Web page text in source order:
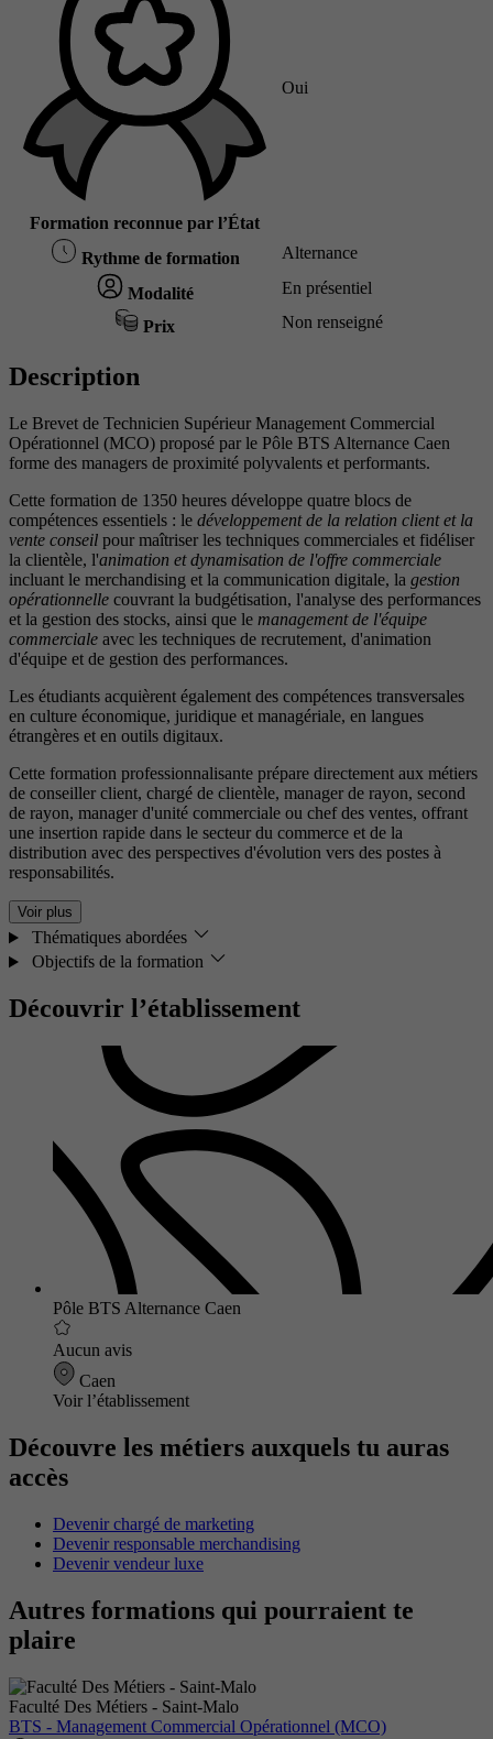
Formation reconnue par l’État
Oui
Rythme de formation Alternance
Modalité En présentiel
Prix Non renseigné
Description
Le Brevet de Technicien Supérieur Management Commercial
Opérationnel (MCO) proposé par le Pôle BTS Alternance Caen
forme des managers de proximité polyvalents et performants.
Cette formation de 1350 heures développe quatre blocs de
compétences essentiels : le développement de la relation client et la
vente conseil pour maîtriser les techniques commerciales et fidéliser
la clientèle, l'animation et dynamisation de l'offre commerciale
incluant le merchandising et la communication digitale, la gestion
opérationnelle couvrant la budgétisation, l'analyse des performances
et la gestion des stocks, ainsi que le management de l'équipe
commerciale avec les techniques de recrutement, d'animation
d'équipe et de gestion des performances.
Les étudiants acquièrent également des compétences transversales
en culture économique, juridique et managériale, en langues
étrangères et en outils digitaux.
Cette formation professionnalisante prépare directement aux métiers
de conseiller client, chargé de clientèle, manager de rayon, second
de rayon, manager d'unité commerciale ou chef des ventes, offrant
une insertion rapide dans le secteur du commerce et de la
distribution avec des perspectives d'évolution vers des postes à
responsabilités.
Voir plus
Thématiques abordées
Objectifs de la formation
Découvrir l’établissement
Pôle BTS Alternance Caen
Aucun avis
Caen
Voir l’établissement
Découvre les métiers auxquels tu auras
accès
Devenir chargé de marketing
Devenir responsable merchandising
Devenir vendeur luxe
Autres formations qui pourraient te
plaire
Faculté Des Métiers - Saint-Malo
BTS - Management Commercial Opérationnel (MCO)